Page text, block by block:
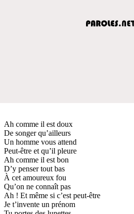
Ah comme il est doux
De songer qu’ailleurs
Un homme vous attend
Peut-être et qu’il pleure
Ah comme il est bon
D’y penser tout bas
À cet amoureux fou
Qu’on ne connaît pas
Ah ! Et même si c’est peut-être
Je t’invente un prénom